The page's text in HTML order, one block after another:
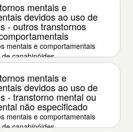
mentais e
devidos ao uso de
- outros transtornos
mentais e comportamentais
canabinóides
mentais e
devidos ao uso de
- transtorno mental ou
não especificado
mentais e comportamentais
canabinóides